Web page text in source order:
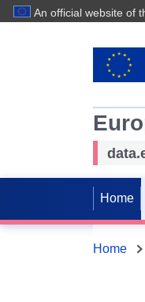
An official website of
Home
Home